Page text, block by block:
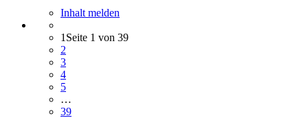
Inhalt melden
1 Seite 1 von 39
2
3
4
5
…
39